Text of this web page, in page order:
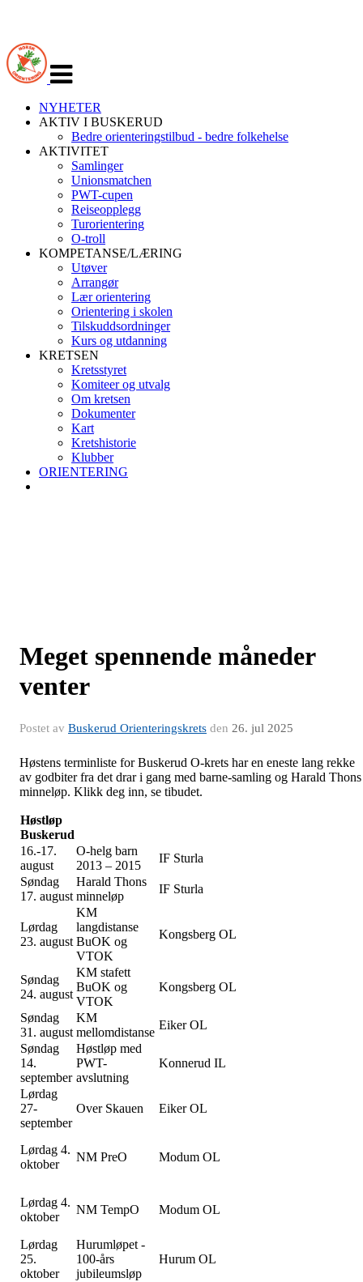
navigasjon
NYHETER
AKTIV I BUSKERUD
Bedre orienteringstilbud - bedre folkehelse
AKTIVITET
Samlinger
Unionsmatchen
PWT-cupen
Reiseopplegg
Turorientering
O-troll
KOMPETANSE/LÆRING
Utøver
Arrangør
Lær orientering
Orientering i skolen
Tilskuddsordninger
Kurs og utdanning
KRETSEN
Kretsstyret
Komiteer og utvalg
Om kretsen
Dokumenter
Kart
Kretshistorie
Klubber
ORIENTERING
Meget spennende måneder
venter
Postet av Buskerud Orienteringskrets den 26. jul 2025
Høstens terminliste for Buskerud O-krets har en eneste lang rekke
av godbiter fra det drar i gang med barne-samling og Harald Thons
minneløp. Klikk deg inn, se tibudet.
Høstløp
Buskerud
16.-17.
august
O-helg barn
2013 – 2015
IF Sturla
Søndag
17. august
Harald Thons
minneløp
IF Sturla
Lørdag
23. august
KM
langdistanse
BuOK og
VTOK
Kongsberg OL
Søndag
24. august
KM stafett
BuOK og
VTOK
Kongsberg OL
Søndag
31. august
KM
mellomdistanse
Eiker OL
Søndag
14.
september
Høstløp med
PWT-
avslutning
Konnerud IL
Lørdag
27-
september
Over Skauen Eiker OL
Lørdag 4.
oktober
NM PreO Modum OL
Lørdag 4.
oktober
NM TempO Modum OL
Lørdag
25.
oktober
Hurumløpet -
100-års
jubileumsløp
Hurum OL